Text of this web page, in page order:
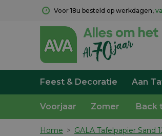
Voor 18u besteld op werkdagen,
Feest & Decoratie Aan
Voorjaar Zomer Back
Home > GALA Tafelpapier Sand